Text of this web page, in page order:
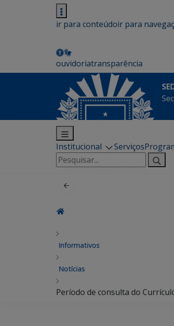
ir para conteúdoir para
ouvidoriatransparência
Institucional Serviços
Pesquisar
por:
Informativos
Notícias
Período de consulta do